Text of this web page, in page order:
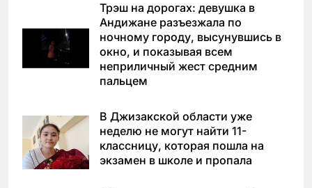
Трэш на дорогах: девушка в
Андижане разъезжала по
ночному городу, высунувшись в
окно, и показывая всем
неприличный жест средним
пальцем
В Джизакской области уже
неделю не могут найти 11-
классницу, которая пошла на
экзамен в школе и пропала